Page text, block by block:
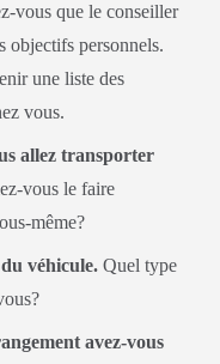
vous que le conseiller
objectifs personnels.
une liste des
vous.
allez transporter
vous le faire
même?
véhicule. Quel type
avez-vous